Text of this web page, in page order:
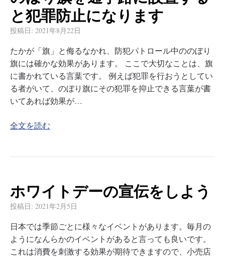
と犯罪防止になります
投稿日: 2021年8月22日
たかが「旗」と侮るなかれ、防犯パトロール中ののぼり
旗には確かな効果があります。 ここで大切なことは、旗
に書かれている言葉です。 例えば犯罪を行おうとしてい
る者がいて、のぼり旗にその犯罪を抑止できる言葉が書
いてあれば効果が…
全文を読む
ホワイトデーの宣伝をしよう
投稿日: 2021年2月5日
日本では季節ごとに様々なイベントがあります。毎月の
ようになんらかのイベントがあると言っても良いです。
これは消費を刺激する効果が期待できますので、小売店